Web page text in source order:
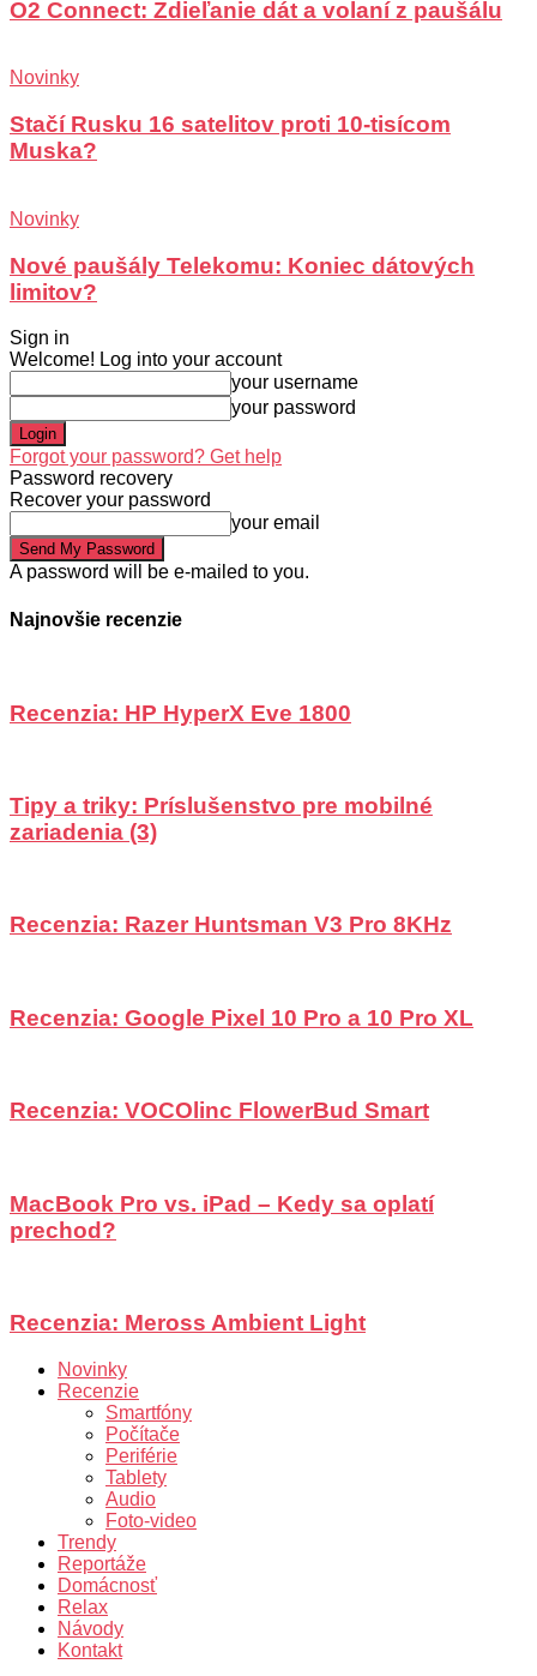
O2 Connect: Zdieľanie dát a volaní z paušálu
Novinky
Stačí Rusku 16 satelitov proti 10-tisícom
Muska?
Novinky
Nové paušály Telekomu: Koniec dátových
limitov?
Sign in
Welcome! Log into your account
your username
your password
Forgot your password? Get help
Password recovery
Recover your password
your email
A password will be e-mailed to you.
Najnovšie recenzie
Recenzia: HP HyperX Eve 1800
Tipy a triky: Príslušenstvo pre mobilné
zariadenia (3)
Recenzia: Razer Huntsman V3 Pro 8KHz
Recenzia: Google Pixel 10 Pro a 10 Pro XL
Recenzia: VOCOlinc FlowerBud Smart
MacBook Pro vs. iPad – Kedy sa oplatí
prechod?
Recenzia: Meross Ambient Light
Novinky
Recenzie
Smartfóny
Počítače
Periférie
Tablety
Audio
Foto-video
Trendy
Reportáže
Domácnosť
Relax
Návody
Kontakt